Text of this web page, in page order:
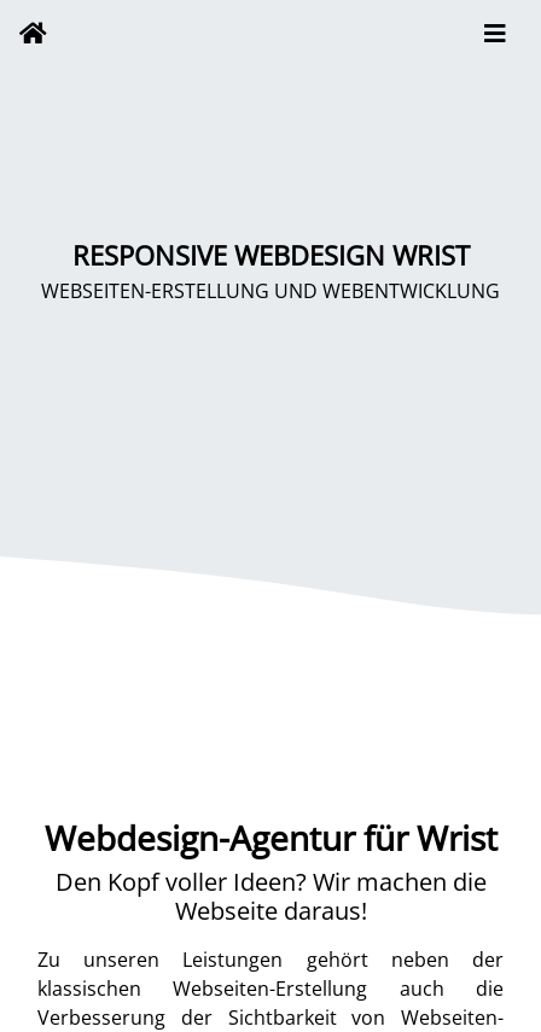
RESPONSIVE WEBDESIGN WRIST
WEBSEITEN-ERSTELLUNG UND WEBENTWICKLUNG
Webdesign-Agentur für Wrist
Den Kopf voller Ideen? Wir machen die
Webseite daraus!
Zu unseren Leistungen gehört neben der
klassischen Webseiten-Erstellung auch die
Verbesserung der Sichtbarkeit von Webseiten-